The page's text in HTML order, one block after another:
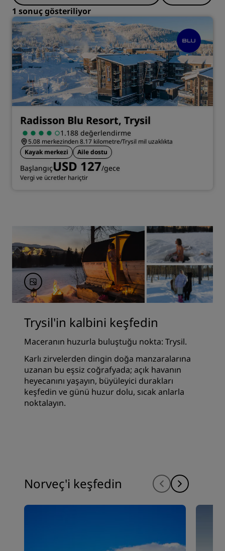
1 sonuç gösteriliyor
Radisson Blu Resort, Trysil
1.188 değerlendirme
5.08 merkezinden 8.17 kilometre/Trysil mil uzaklıkta
Kayak merkezi
Aile dostu
BaşlangıçUSD 127/gece
Vergi ve ücretler hariçtir
Trysil'in kalbini keşfedin
Maceranın huzurla buluştuğu nokta: Trysil.
Karlı zirvelerden dingin doğa manzaralarına
uzanan bu eşsiz coğrafyada; açık havanın
heyecanını yaşayın, büyüleyici durakları
keşfedin ve günü huzur dolu, sıcak anlarla
noktalayın.
Norveç'i keşfedin